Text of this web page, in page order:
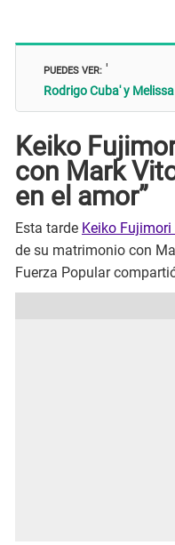
PUEDES VER: '
Rodrigo Cuba' y
Keiko
con Mark
en el amor”
Esta tarde Keiko
de su matrimonio con
Fuerza Popular